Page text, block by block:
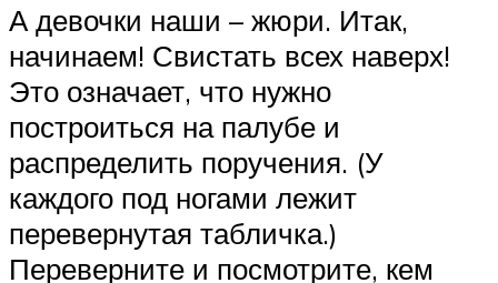
А девочки наши – жюри. Итак,
начинаем! Свистать всех наверх!
Это означает, что нужно
построиться на палубе и
распределить поручения. (У
каждого под ногами лежит
перевернутая табличка.)
Переверните и посмотрите, кем